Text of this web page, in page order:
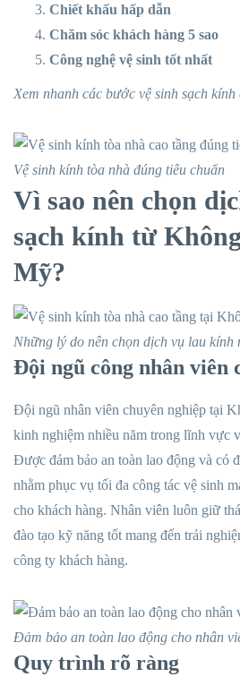
Chiết khấu hấp dẫn
Chăm sóc khách hàng 5 sao
Công nghệ vệ sinh tốt nhất
Xem nhanh các bước vệ sinh sạch
Vệ sinh kính tòa nhà đúng tiêu chuẩn
Vì sao nên chọn
sạch kính từ
Mỹ?
Những lý do nên chọn dịch vụ lau
Đội ngũ công nhân viên
Đội ngũ nhân viên chuyên nghiệp tại
kinh nghiệm nhiều năm trong lĩnh vực
Được đảm bảo an toàn lao động và có
nhằm phục vụ tối đa công tác vệ sinh
cho khách hàng. Nhân viên luôn giữ
đào tạo kỹ năng tốt mang đến trải
công ty khách hàng.
Đảm bảo an toàn lao động cho nhân
Quy trình rõ ràng